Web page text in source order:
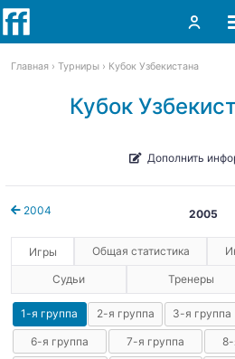
Главная Турниры Кубок Узбекистана
Кубок
Дополнить
2004 2005
Игры Общая статистика
Судьи Тренеры
1-я группа 2-я группа 3-я группа
6-я группа 7-я группа 8-